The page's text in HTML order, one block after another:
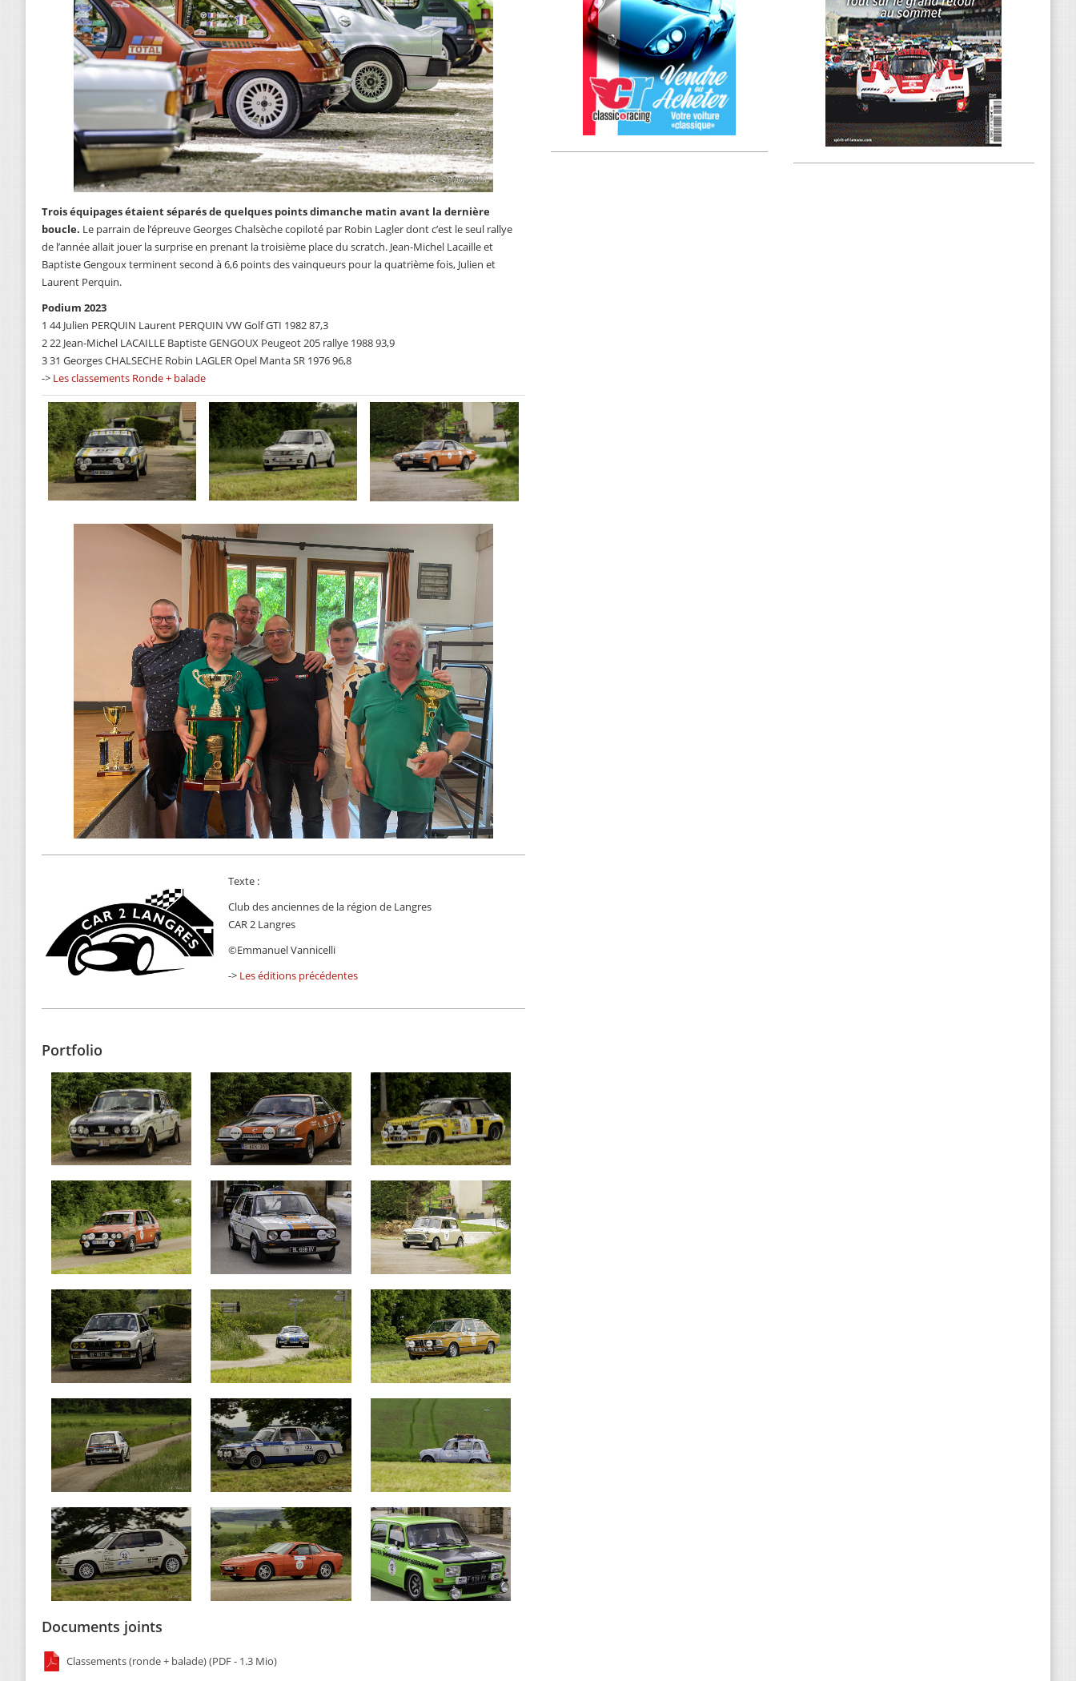
Trois équipages étaient séparés de quelques points dimanche matin avant la dernière
boucle. Le parrain de l’épreuve Georges Chalsèche copiloté par Robin Lagler dont c’est le seul rallye
de l’année allait jouer la surprise en prenant la troisième place du scratch. Jean-Michel Lacaille et
Baptiste Gengoux terminent second à 6,6 points des vainqueurs pour la quatrième fois, Julien et
Laurent Perquin.
Podium 2023
1 44 Julien PERQUIN Laurent PERQUIN VW Golf GTI 1982 87,3
2 22 Jean-Michel LACAILLE Baptiste GENGOUX Peugeot 205 rallye 1988 93,9
3 31 Georges CHALSECHE Robin LAGLER Opel Manta SR 1976 96,8
-> Les classements Ronde + balade
Texte :
Club des anciennes de la région de Langres
CAR 2 Langres
©Emmanuel Vannicelli
-> Les éditions précédentes
Portfolio
Documents joints
Classements (ronde + balade) (PDF - 1.3 Mio)